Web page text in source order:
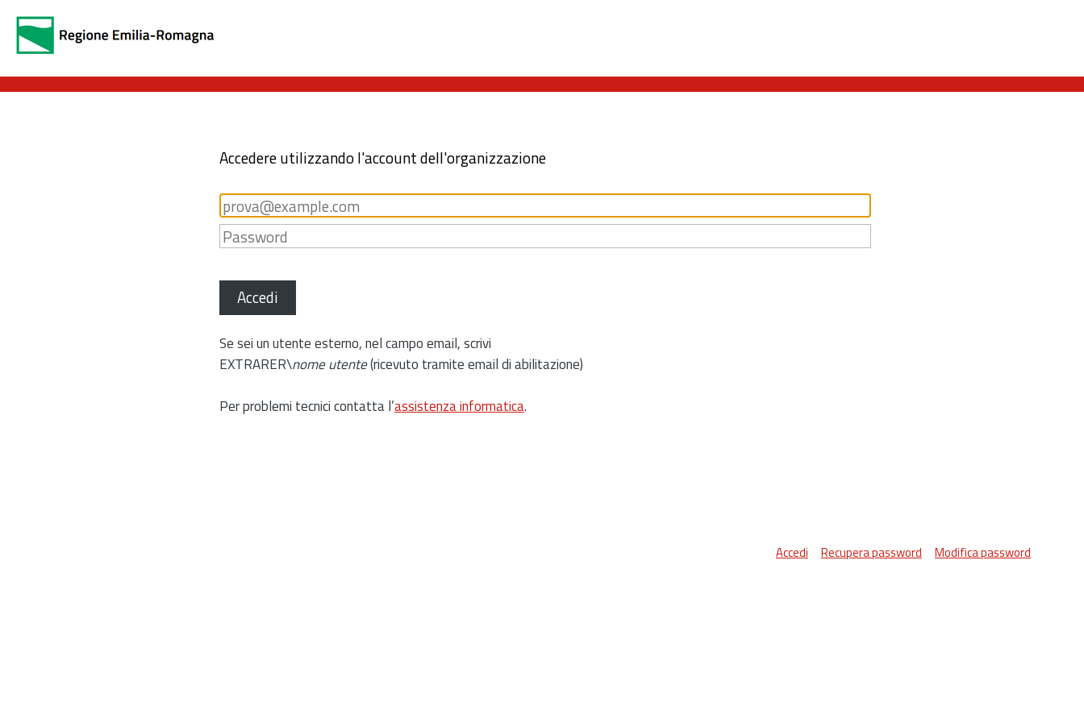
Accedere utilizzando l'account dell'organizzazione
Accedi
Se sei un utente esterno, nel campo email, scrivi
EXTRARER\nome utente(ricevuto tramite email di abilitazione)
Per problemi tecnici contatta l’assistenza informatica.
Accedi Recupera password Modifica password